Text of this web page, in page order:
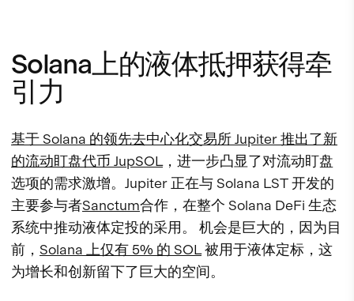
Solana上的液体抵押获得牵
引力
基于 Solana 的领先去中心化交易所 Jupiter 推出了新
的流动盯盘代币 JupSOL，进一步凸显了对流动盯盘
选项的需求激增。Jupiter 正在与 Solana LST 开发的
主要参与者Sanctum合作，在整个 Solana DeFi 生态
系统中推动液体定投的采用。 机会是巨大的，因为目
前， Solana 上仅有 5% 的 SOL被用于液体定标，这
为增长和创新留下了巨大的空间。